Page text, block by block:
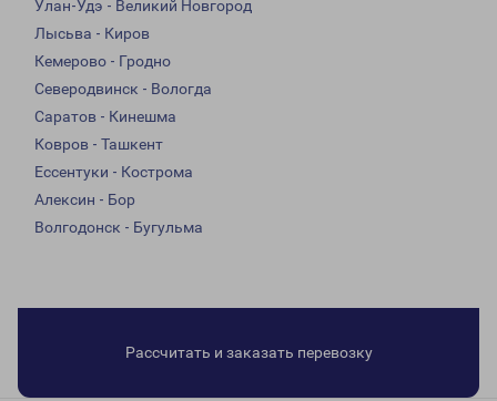
Улан-Удэ - Великий Новгород
Лысьва - Киров
Кемерово - Гродно
Северодвинск - Вологда
Саратов - Кинешма
Ковров - Ташкент
Ессентуки - Кострома
Алексин - Бор
Волгодонск - Бугульма
Рассчитать и заказать перевозку